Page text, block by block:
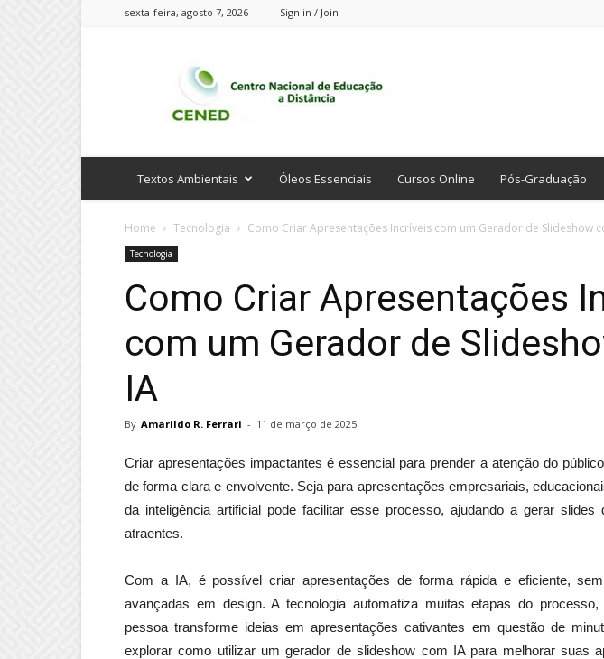
sexta-feira, agosto 7, 2026 Sign in / Join
Cursos
Online
Textos Ambientais Óleos Essenciais Cursos Online Pós-Graduação
Home Tecnologia Como Criar Apresentações Incríveis com um Gerador de Slideshow
Tecnologia
Como Criar Apresentações
com um Gerador de
IA
By Amarildo R. Ferrari - 11 de março de 2025
Criar apresentações impactantes é essencial para prender a atenção do
de forma clara e envolvente. Seja para apresentações empresariais,
da inteligência artificial pode facilitar esse processo, ajudando a gerar slides
atraentes.
Com a IA, é possível criar apresentações de forma rápida e eficiente,
avançadas em design. A tecnologia automatiza muitas etapas do processo,
pessoa transforme ideias em apresentações cativantes em questão de
explorar como utilizar um gerador de slideshow com IA para melhorar suas